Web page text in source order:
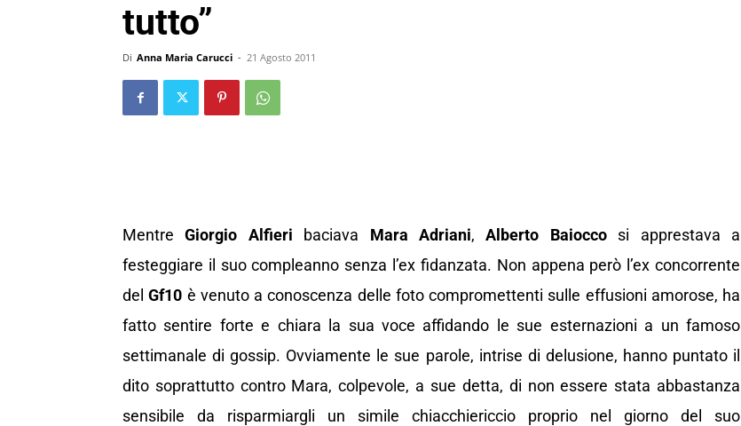
tutto”
Di Anna Maria Carucci - 21 Agosto 2011
MentreGiorgio Alfieri baciava Mara Adriani,Alberto Baioccosi apprestava a
festeggiare il suo compleanno senza l’ex fidanzata. Non appena però l’ex concorrente
delGf10 è venuto a conoscenza delle foto compromettenti sulle effusioni amorose, ha
fatto sentire forte e chiara la sua voce affidando le sue esternazioni a un famoso
settimanale di gossip. Ovviamente le sue parole, intrise di delusione, hanno puntato il
dito soprattutto contro Mara, colpevole, a sue detta, di non essere stata abbastanza
sensibile da risparmiargli un simile chiacchiericcio proprio nel giorno del suo